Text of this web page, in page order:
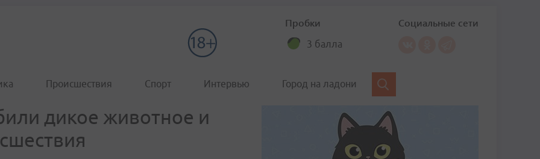
Пробки
3 балла
Социальные сети
Происшествия Спорт Интервью Город на ладони
дикое животное и